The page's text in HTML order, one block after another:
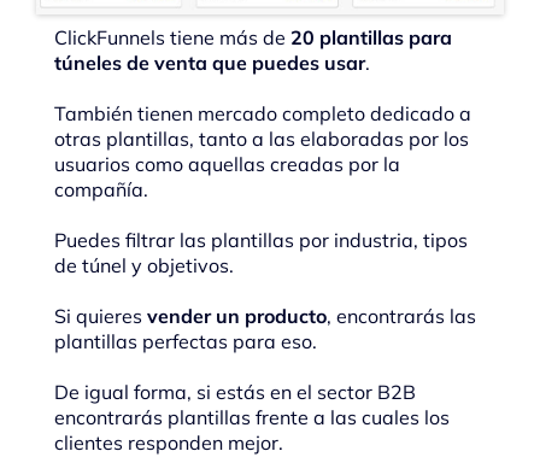
ClickFunnels tiene más de 20 plantillas para
túneles de venta que puedes usar.
También tienen mercado completo dedicado a
otras plantillas, tanto a las elaboradas por los
usuarios como aquellas creadas por la
compañía.
Puedes filtrar las plantillas por industria, tipos
de túnel y objetivos.
Si quieres vender un producto, encontrarás las
plantillas perfectas para eso.
De igual forma, si estás en el sector B2B
encontrarás plantillas frente a las cuales los
clientes responden mejor.